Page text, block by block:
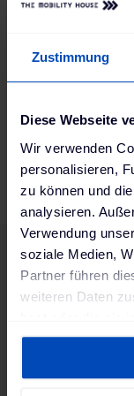
Zustimmung
Diese Webseite
Wir verwenden
personalisieren,
zu können und
analysieren.
Verwendung
soziale Medien,
Partner führen
weiteren Daten
gesammelt
Impressum.
Strukturierte
Hohe
in Wort und
Passt du zu
Unabhängig von
Orientierung,
bei uns ist jede:r